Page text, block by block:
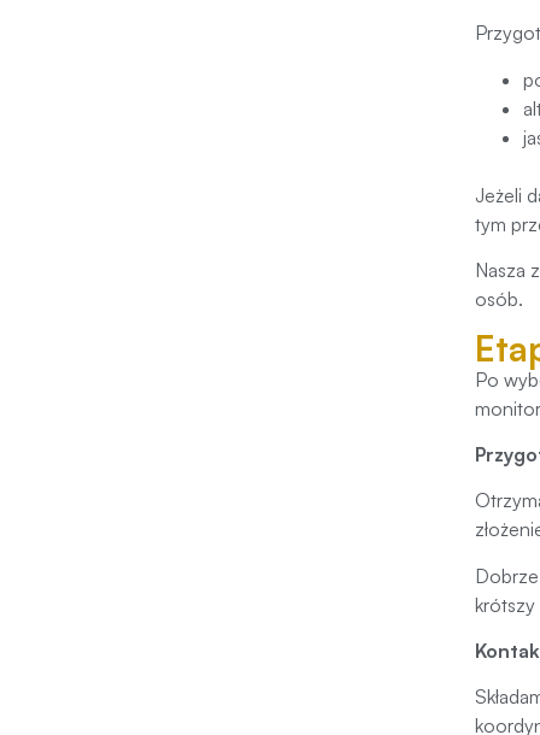
Jeżeli
tym
Nasza
osób.
Po
krótszy